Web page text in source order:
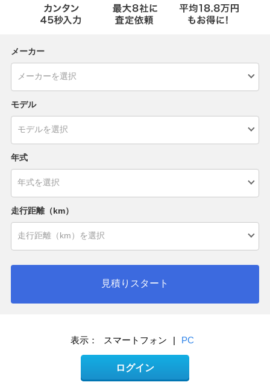
メーカー
モデル
年式
走行距離（km）
見積りスタート
表示： スマートフォン | PC
ログイン